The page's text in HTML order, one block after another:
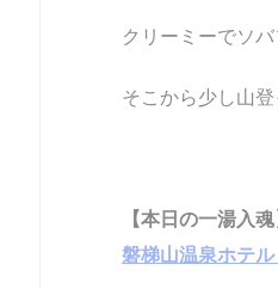
クリーミーでソ
そこから少し山
【本日の一湯入魂
磐梯山温泉ホテ